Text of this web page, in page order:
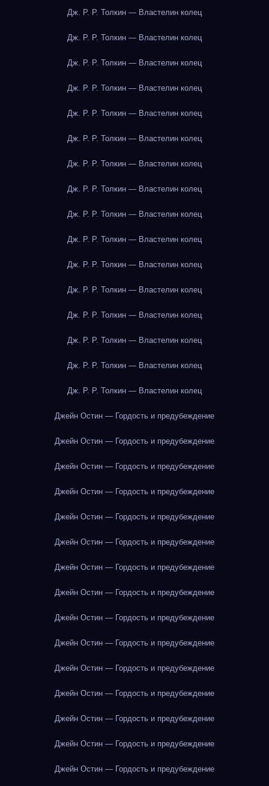
Дж. Р. Р. Толкин — Властелин колец
Дж. Р. Р. Толкин — Властелин колец
Дж. Р. Р. Толкин — Властелин колец
Дж. Р. Р. Толкин — Властелин колец
Дж. Р. Р. Толкин — Властелин колец
Дж. Р. Р. Толкин — Властелин колец
Дж. Р. Р. Толкин — Властелин колец
Дж. Р. Р. Толкин — Властелин колец
Дж. Р. Р. Толкин — Властелин колец
Дж. Р. Р. Толкин — Властелин колец
Дж. Р. Р. Толкин — Властелин колец
Дж. Р. Р. Толкин — Властелин колец
Дж. Р. Р. Толкин — Властелин колец
Дж. Р. Р. Толкин — Властелин колец
Дж. Р. Р. Толкин — Властелин колец
Дж. Р. Р. Толкин — Властелин колец
Джейн Остин — Гордость и предубеждение
Джейн Остин — Гордость и предубеждение
Джейн Остин — Гордость и предубеждение
Джейн Остин — Гордость и предубеждение
Джейн Остин — Гордость и предубеждение
Джейн Остин — Гордость и предубеждение
Джейн Остин — Гордость и предубеждение
Джейн Остин — Гордость и предубеждение
Джейн Остин — Гордость и предубеждение
Джейн Остин — Гордость и предубеждение
Джейн Остин — Гордость и предубеждение
Джейн Остин — Гордость и предубеждение
Джейн Остин — Гордость и предубеждение
Джейн Остин — Гордость и предубеждение
Джейн Остин — Гордость и предубеждение